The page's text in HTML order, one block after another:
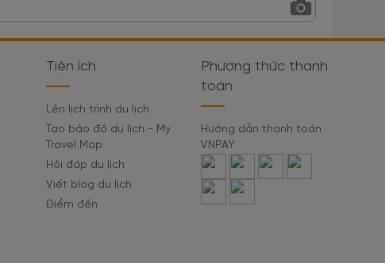
Tiện ích
Lên lịch trình du lịch
Tạo bảo đồ du lịch - My
Travel Map
Hỏi đáp du lịch
Viết blog du lịch
Điểm đến
Phương thức thanh
toán
Hướng dẫn thanh toán
VNPAY